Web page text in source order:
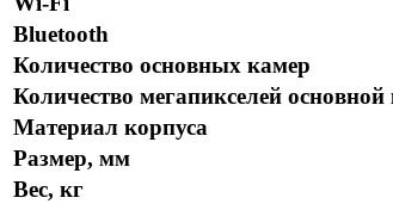
Bluetooth
Количество основных камер
Количество мегапикселей
Материал корпуса
Размер, мм
Вес, кг